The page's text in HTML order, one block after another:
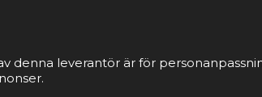
denna leverantör är för